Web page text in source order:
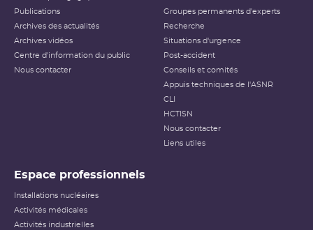
Publications
Archives des actualités
Archives vidéos
Centre d'information du public
Nous contacter
Groupes permanents d'experts
Recherche
Situations d'urgence
Post-accident
Conseils et comités
Appuis techniques de l'ASNR
CLI
HCTISN
Nous contacter
Liens utiles
Espace professionnels
Installations nucléaires
Activités médicales
Activités industrielles